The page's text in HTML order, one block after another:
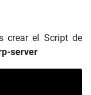
crear el Script de
server